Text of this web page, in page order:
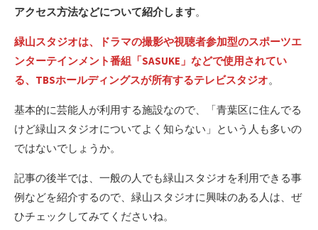
アクセス方法などについて紹介します。
緑山スタジオは、ドラマの撮影や視聴者参加型のスポーツエ
ンターテインメント番組「SASUKE」などで使用されてい
る、TBSホールディングスが所有するテレビスタジオ。
基本的に芸能人が利用する施設なので、「青葉区に住んでる
けど緑山スタジオについてよく知らない」という人も多いの
ではないでしょうか。
記事の後半では、一般の人でも緑山スタジオを利用できる事
例などを紹介するので、緑山スタジオに興味のある人は、ぜ
ひチェックしてみてくださいね。